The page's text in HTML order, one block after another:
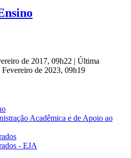
de 2017, 09h22 | Última
de 2023, 09h19
Acadêmica e de Apoio ao
- EJA